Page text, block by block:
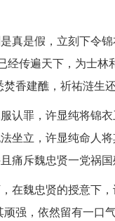
真是假，立刻下令
经传遍天下，为士
香建醮，祈祐涟生还
认罪，许显纯将锦
坐立，许显纯命人
斥魏忠贤一党祸国
在魏忠贤的授意下
强，依然留有一口气